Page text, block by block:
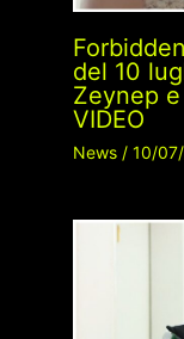
del 10
Zeynep e
VIDEO
News/ 10/